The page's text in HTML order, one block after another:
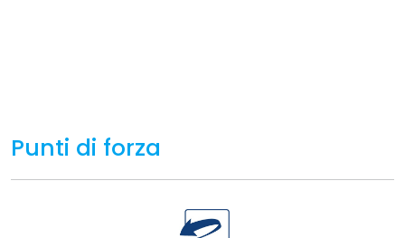
Punti di forza